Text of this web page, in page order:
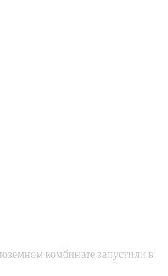
комбинате запустили в